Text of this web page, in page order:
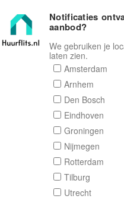
Home Zoeken
Notificaties
aanbod?
We gebruiken je
laten zien.
Amsterdam
Arnhem
Den Bosch
Eindhoven
Groningen
Nijmegen
Rotterdam
Tilburg
Utrecht